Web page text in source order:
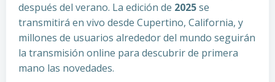
después del verano. La edición de 2025se
transmitirá en vivo desde Cupertino, California, y
millones de usuarios alrededor del mundo seguirán
la transmisión online para descubrir de primera
mano las novedades.